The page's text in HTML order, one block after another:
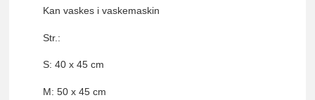
Kan vaskes i vaskemaskin
Str.:
S: 40 x 45 cm
M: 50 x 45 cm